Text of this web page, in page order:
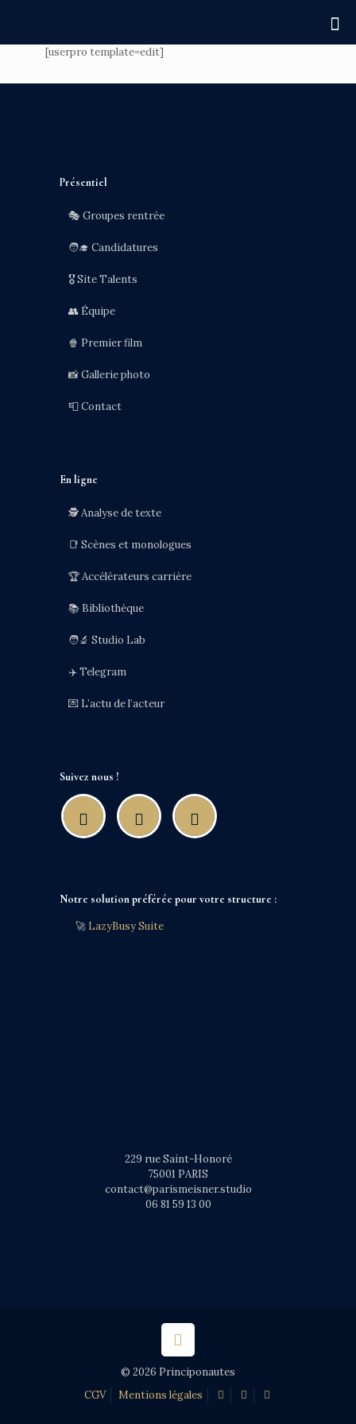
[userpro template=edit]
Présentiel
🎭 Groupes rentrée
🧑‍🎓 Candidatures
🎖️ Site Talents
👥 Équipe
🍿 Premier film
📸 Gallerie photo
📮 Contact
En ligne
🕵️ Analyse de texte
📑 Scènes et monologues
🏆 Accélérateurs carrière
📚 Bibliothèque
🧑‍🔬 Studio Lab
✈️ Telegram
💌 L’actu de l’acteur
Suivez nous !
Notre solution préférée pour votre structure :
🚀 LazyBusy Suite
229 rue Saint-Honoré
75001 PARIS
contact@parismeisner.studio
06 81 59 13 00
© 2026 Principonautes
CGV
Mentions légales